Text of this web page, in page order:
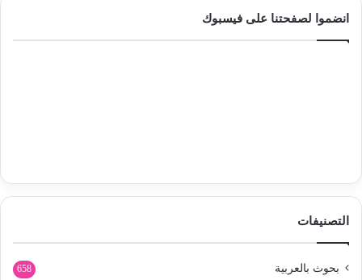
انضموا لصفحتنا على فيسبوك
التصنيفات
بحوث بالعربية 658